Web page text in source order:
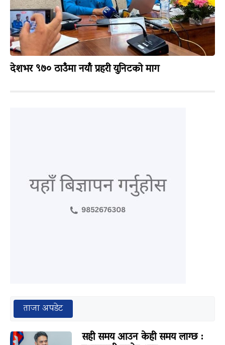
देशभर ९७० ठाउँमा नयाँ प्रहरी युनिटको माग
ताजा अपडेट
सही समय आउन केही समय लाग्छ :